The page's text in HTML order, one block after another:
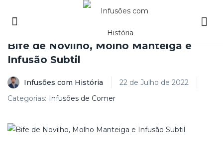
Bife de Novilho, Molho Manteiga e
Infusão Subtil
Infusões com História
22 de Julho de 2022
Categorias: Infusões de Comer